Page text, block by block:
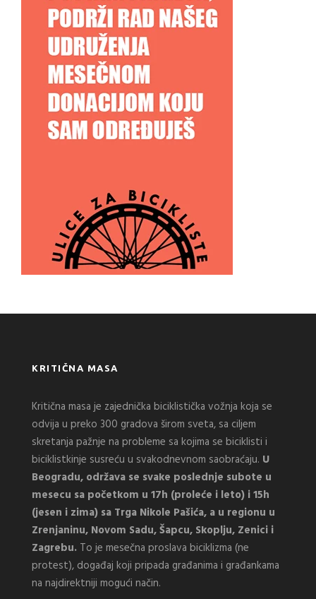
KRITIČNA MASA
Kritična masa je zajednička biciklistička vožnja koja se
odvija u preko 300 gradova širom sveta, sa ciljem
skretanja pažnje na probleme sa kojima se biciklisti i
biciklistkinje susreću u svakodnevnom saobraćaju. U
Beogradu, održava se svake poslednje subote u
mesecu sa početkom u 17h (proleće i leto) i 15h
(jesen i zima) sa Trga Nikole Pašića, a u regionu u
Zrenjaninu, Novom Sadu, Šapcu, Skoplju, Zenici i
Zagrebu. To je mesečna proslava biciklizma (ne
protest), događaj koji pripada građanima i građankama
na najdirektniji mogući način.